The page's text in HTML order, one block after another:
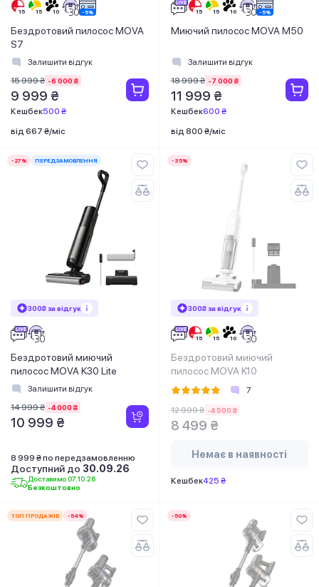
Бездротовий пилосос MOVA
S7
Залишити відгук
15 999 ₴ -6 000 ₴
9 999 ₴
Кешбек500 ₴
від 667 ₴/міс
Миючий пилосос MOVA M50
Залишити відгук
18 999 ₴ -7 000 ₴
11 999 ₴
Кешбек600 ₴
від 800 ₴/міс
-27% ПЕРЕДЗАМОВЛЕННЯ
300₴ за відгук
Бездротовий миючий
пилосос MOVA K30 Lite
Залишити відгук
14 999 ₴ -4 000 ₴
10 999 ₴
8 999 ₴ по передзамовленню
Доступний до 30.09.26
Доставимо 07.10.26
Безкоштовно
-35%
300₴ за відгук
Бездротовий миючий
пилосос MOVA K10
7
12 999 ₴ -4 500 ₴
8 499 ₴
Немає в наявності
Кешбек425 ₴
ТОП ПРОДАЖІВ -54% -50%